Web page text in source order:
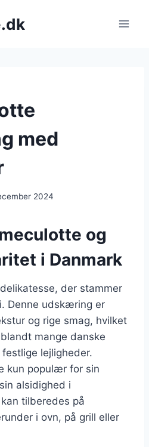
med
2024
og
i Danmark
der stammer
Denne udskæring er
og rige smag, hvilket
mange danske
lejligheder.
kun populær for sin
alsidighed i
tilberedes på
i ovn, på grill eller